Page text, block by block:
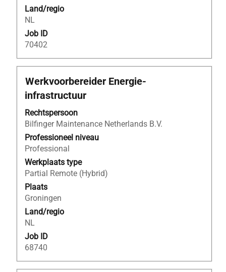
Land/regio
NL
Job ID
70402
te
geven.
Titel
Werkvoorbereider Energie-
infrastructuur
Rechtspersoon
Bilfinger Maintenance Netherlands B.V.
Professioneel niveau
Professional
Werkplaats type
Partial Remote (Hybrid)
Plaats
Groningen
Land/regio
NL
Job ID
68740
Selecteer
deze
spatiebalk
om
de
volledige
inhoud
van
de
functiegegevens
weer
te
geven.